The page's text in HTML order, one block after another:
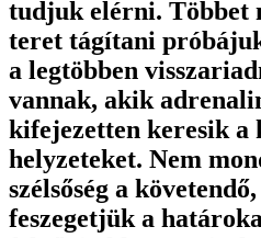
tudjuk elérni. Többet
teret tágítani
a legtöbben
vannak, akik
kifejezetten keresik a
helyzeteket. Nem
szélsőség a
feszegetjük a